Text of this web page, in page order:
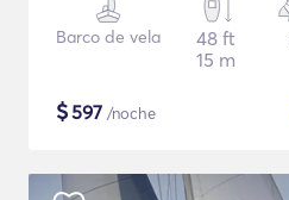
Barco de vela
48 ft
15 m
$597 /noche